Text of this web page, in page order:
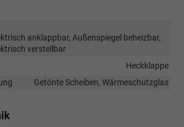
anklappbar, Außenspiegel beheizbar,
verstellbar
Heckklappe
Getönte Scheiben, Wärmeschutzglas